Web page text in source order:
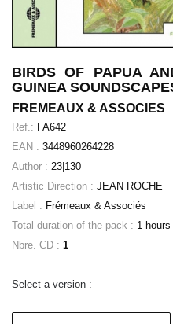
BIRDS OF PAPUA
GUINEA
FREMEAUX & ASSOCIES
Ref.: FA642
EAN : 3448960264228
Author : 23|130
Artistic Direction : JEAN ROCHE
Label : Frémeaux & Associés
Total duration of the pack : 1
Nbre. CD : 1
Select a version :